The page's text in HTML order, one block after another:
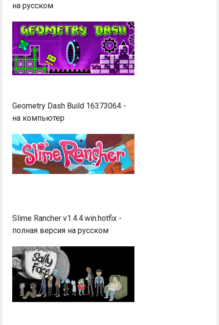
на русском
Geometry Dash Build 16373064 -
на компьютер
Slime Rancher v1.4.4.win.hotfix -
полная версия на русском